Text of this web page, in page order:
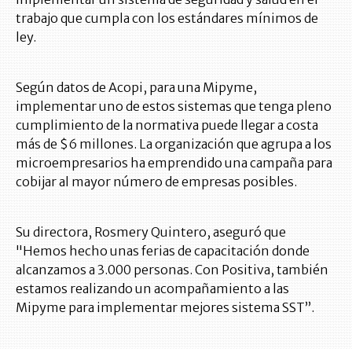
trabajo que cumpla con los estándares mínimos de
ley.
Según datos de Acopi, para una Mipyme,
implementar uno de estos sistemas que tenga pleno
cumplimiento de la normativa puede llegar a costa
más de $6 millones. La organización que agrupa a los
microempresarios ha emprendido una campaña para
cobijar al mayor número de empresas posibles.
Su directora, Rosmery Quintero, aseguró que
"Hemos hecho unas ferias de capacitación donde
alcanzamos a 3.000 personas. Con Positiva, también
estamos realizando un acompañamiento a las
Mipyme para implementar mejores sistema SST”.